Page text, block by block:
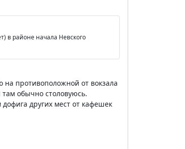
в районе начала Невского
на противоположной от вокзала
там обычно столовуюсь.
других мест от кафешек